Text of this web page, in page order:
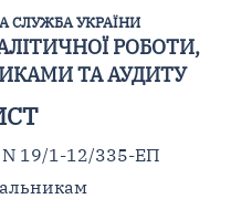
СЛУЖБА УКРАЇНИ
РОБОТИ,
ТА АУДИТУ
N 19/1-12/335-ЕП